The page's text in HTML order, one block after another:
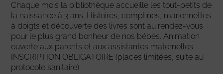
Chaque mois la bibliothèque accueille les tout-petits de
la naissance à 3 ans. Histoires, comptines, marionnettes
à doigts et découverte des livres sont au rendez-vous
pour le plus grand bonheur de nos bébés. Animation
ouverte aux parents et aux assistantes maternelles.
INSCRIPTION OBLIGATOIRE (places limitées, suite au
protocole sanitaire)